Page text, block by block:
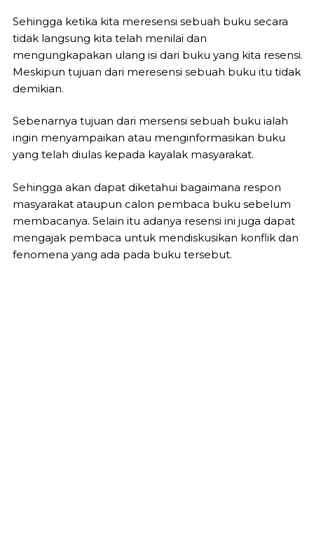
Sehingga ketika kita meresensi sebuah buku secara
tidak langsung kita telah menilai dan
mengungkapakan ulang isi dari buku yang kita resensi.
Meskipun tujuan dari meresensi sebuah buku itu tidak
demikian.
Sebenarnya tujuan dari mersensi sebuah buku ialah
ingin menyampaikan atau menginformasikan buku
yang telah diulas kepada kayalak masyarakat.
Sehingga akan dapat diketahui bagaimana respon
masyarakat ataupun calon pembaca buku sebelum
membacanya. Selain itu adanya resensi ini juga dapat
mengajak pembaca untuk mendiskusikan konflik dan
fenomena yang ada pada buku tersebut.